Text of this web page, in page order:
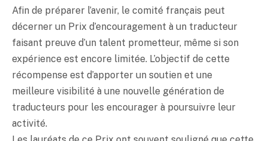
Afin de préparer l’avenir, le comité français peut
décerner un Prix d’encouragement à un traducteur
faisant preuve d’un talent prometteur, même si son
expérience est encore limitée. L’objectif de cette
récompense est d’apporter un soutien et une
meilleure visibilité à une nouvelle génération de
traducteurs pour les encourager à poursuivre leur
activité.